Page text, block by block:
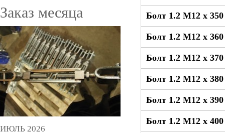
Болт 1.2 М12 x
Болт 1.2 М12 x
Болт 1.2 М12 x
Болт 1.2 М12 x
Болт 1.2 М12 x
Болт 1.2 М12 x
Заказ месяца
ИЮЛЬ 2026